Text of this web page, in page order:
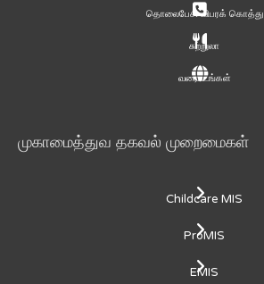
தொலைபேசி விபரக் கொத்து
சுற்றுலா
வரைபடங்கள்
முகாமைத்துவ தகவல் முறைமைகள்
Childcare MIS
ProMIS
EMIS